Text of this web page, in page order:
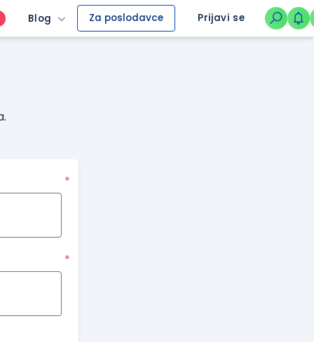
Blog Za poslodavce Prijavi se
*
*